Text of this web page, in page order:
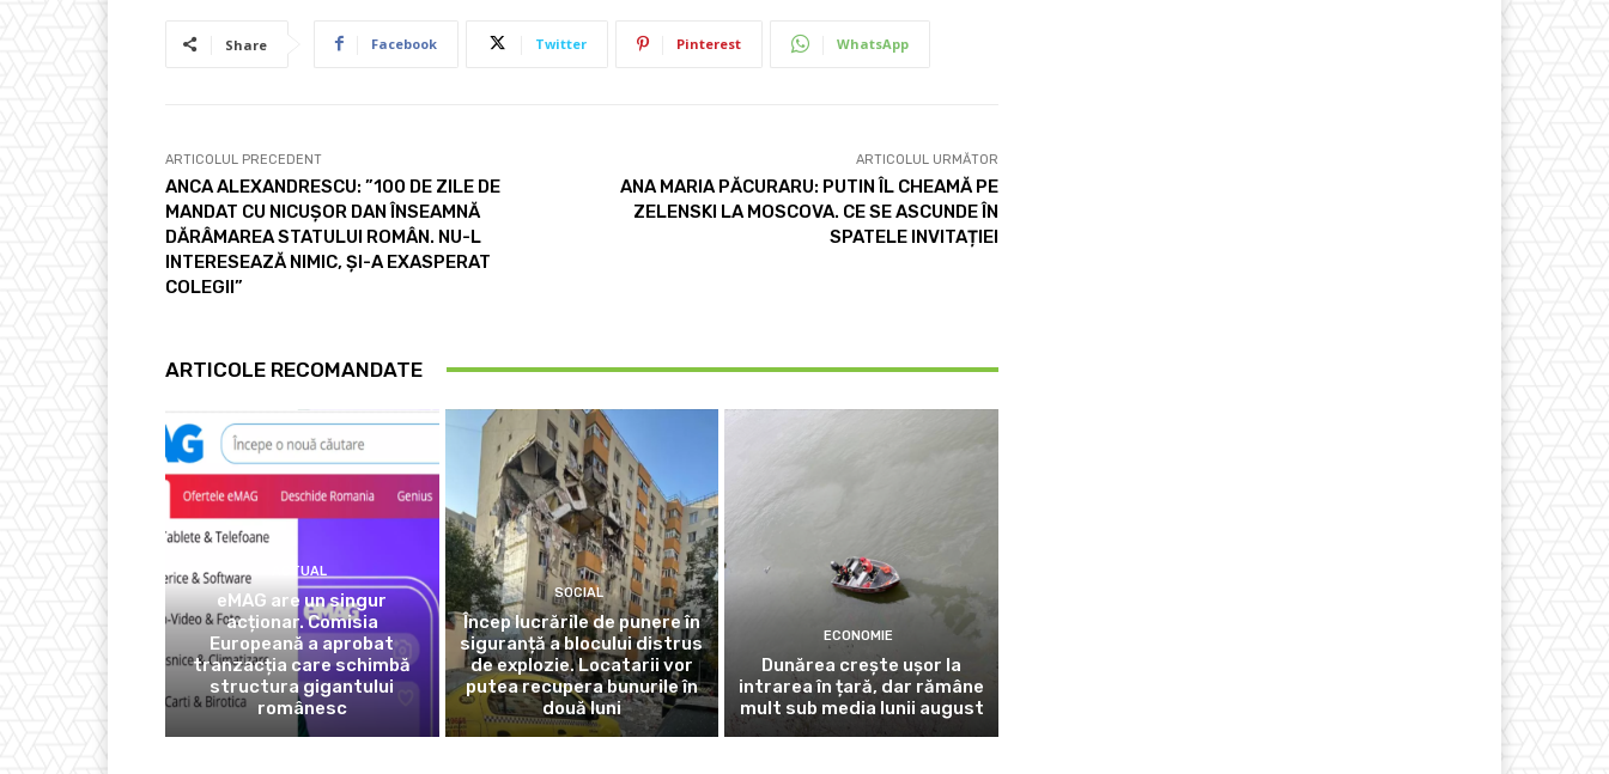
Share Facebook Twitter Pinterest WhatsApp
ARTICOLUL PRECEDENT
ANCA ALEXANDRESCU: ”100 DE ZILE DE
MANDAT CU NICUȘOR DAN ÎNSEAMNĂ
DĂRÂMAREA STATULUI ROMÂN. NU-L
INTERESEAZĂ NIMIC, ȘI-A EXASPERAT
COLEGII”
ARTICOLUL URMĂTOR
ANA MARIA PĂCURARU: PUTIN ÎL CHEAMĂ PE
ZELENSKI LA MOSCOVA. CE SE ASCUNDE ÎN
SPATELE INVITAȚIEI
ARTICOLE RECOMANDATE
ACTUAL
eMAG are un singur
acționar. Comisia
Europeană a aprobat
tranzacția care schimbă
structura gigantului
românesc
SOCIAL
Încep lucrările de punere în
siguranță a blocului distrus
de explozie. Locatarii vor
putea recupera bunurile în
două luni
ECONOMIE
Dunărea crește ușor la
intrarea în țară, dar rămâne
mult sub media lunii august